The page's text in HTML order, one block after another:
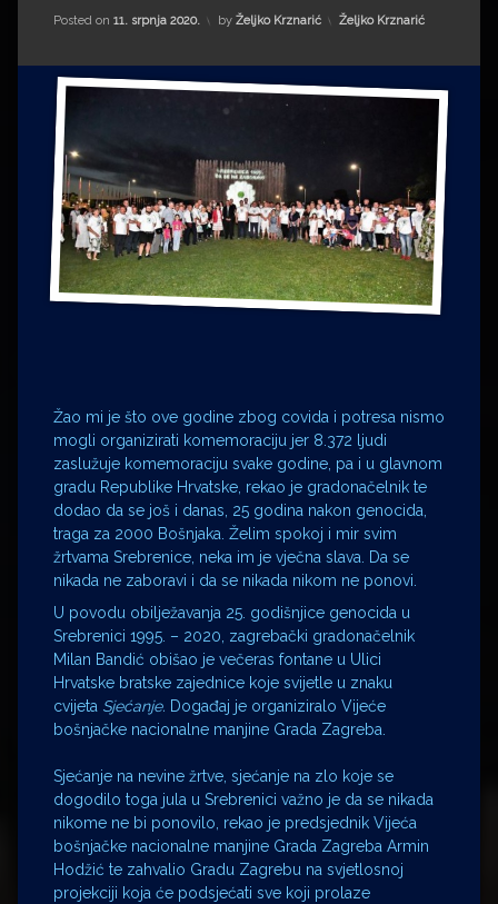
Matea Andrić
Ljiljana Lekanić-Kljaić
Željko Krznarić
Mario Lovreković
Posted on 11. srpnja 2020. by Željko Krznarić Kategorije:
Željko Krznarić
Žao mi je što ove godine zbog covida i potresa nismo
mogli organizirati komemoraciju jer 8.372 ljudi
zaslužuje komemoraciju svake godine, pa i u glavnom
gradu Republike Hrvatske, rekao je gradonačelnik te
dodao da se još i danas, 25 godina nakon genocida,
traga za 2000 Bošnjaka. Želim spokoj i mir svim
žrtvama Srebrenice, neka im je vječna slava. Da se
nikada ne zaboravi i da se nikada nikom ne ponovi.
U povodu obilježavanja 25. godišnjice genocida u
Srebrenici 1995. – 2020, zagrebački gradonačelnik
Milan Bandić obišao je večeras fontane u Ulici
Hrvatske bratske zajednice koje svijetle u znaku
cvijeta Sjećanje. Događaj je organiziralo Vijeće
bošnjačke nacionalne manjine Grada Zagreba.
Sjećanje na nevine žrtve, sjećanje na zlo koje se
dogodilo toga jula u Srebrenici važno je da se nikada
nikome ne bi ponovilo, rekao je predsjednik Vijeća
bošnjačke nacionalne manjine Grada Zagreba Armin
Hodžić te zahvalio Gradu Zagrebu na svjetlosnoj
projekciji koja će podsjećati sve koji prolaze